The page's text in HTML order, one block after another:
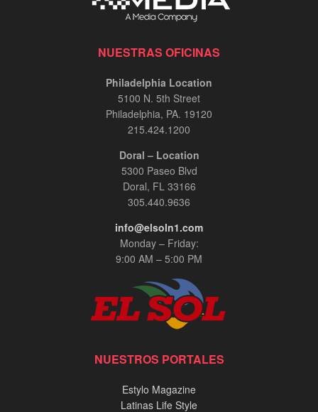
NUESTRAS OFICINAS
Philadelphia Location
5100 N. 5th Street
Philadelphia, PA. 19120
215.424.1200
Doral – Location
5300 Paseo Blvd
Doral, FL 33166
305.440.9636
info@elsoln1.com
Monday – Friday:
9:00 AM – 5:00 PM
NUESTROS PORTALES
Estylo Magazine
Latinas Life Style